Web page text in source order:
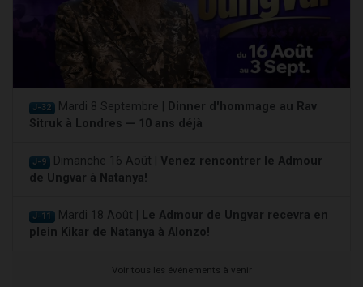
J-32 Mardi 8 Septembre |
Dinner d'hommage au Rav
Sitruk à Londres — 10 ans déjà
J-9 Dimanche 16 Août | Venez rencontrer le Admour
de Ungvar à Natanya!
J-11 Mardi 18 Août |
Le Admour de Ungvar recevra en
plein Kikar de Natanya à Alonzo!
Voir tous les événements à venir